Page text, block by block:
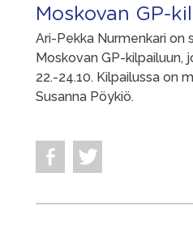
Moskovan GP-
Ari-Pekka Nurmenkari on
Moskovan GP-kilpailuun,
22.-24.10. Kilpailussa on
Susanna Pöykiö.